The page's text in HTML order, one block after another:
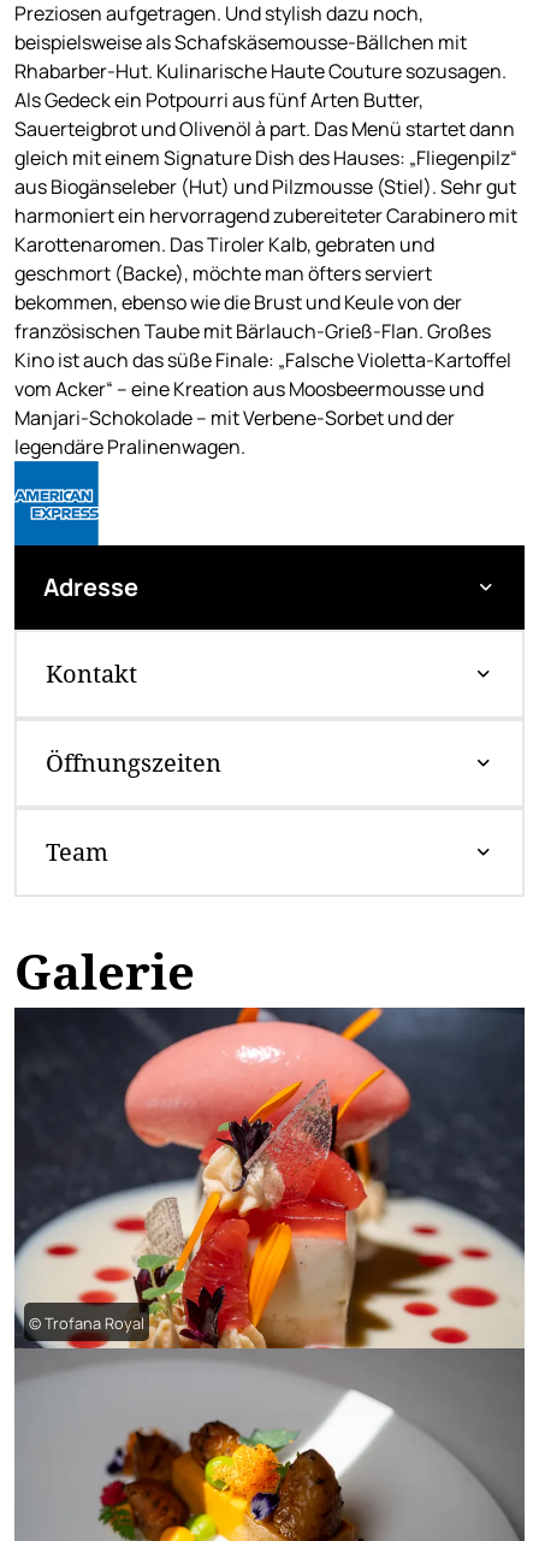
Preziosen aufgetragen. Und stylish dazu noch,
beispielsweise als Schafskäsemousse-Bällchen mit
Rhabarber-Hut. Kulinarische Haute Couture sozusagen.
Als Gedeck ein Potpourri aus fünf Arten Butter,
Sauerteigbrot und Olivenöl à part. Das Menü startet dann
gleich mit einem Signature Dish des Hauses: „Fliegenpilz“
aus Biogänseleber (Hut) und Pilzmousse (Stiel). Sehr gut
harmoniert ein hervorragend zubereiteter Carabinero mit
Karottenaromen. Das Tiroler Kalb, gebraten und
geschmort (Backe), möchte man öfters serviert
bekommen, ebenso wie die Brust und Keule von der
französischen Taube mit Bärlauch-Grieß-Flan. Großes
Kino ist auch das süße Finale: „Falsche Violetta-Kartoffel
vom Acker“ – eine Kreation aus Moosbeermousse und
Manjari-Schokolade – mit Verbene-Sorbet und der
legendäre Pralinenwagen.
Adresse
Kontakt
Öffnungszeiten
Team
Galerie
© Trofana Royal